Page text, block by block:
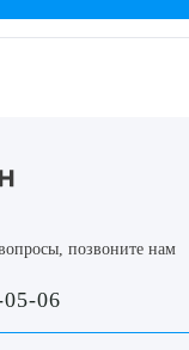
позвоните нам
06